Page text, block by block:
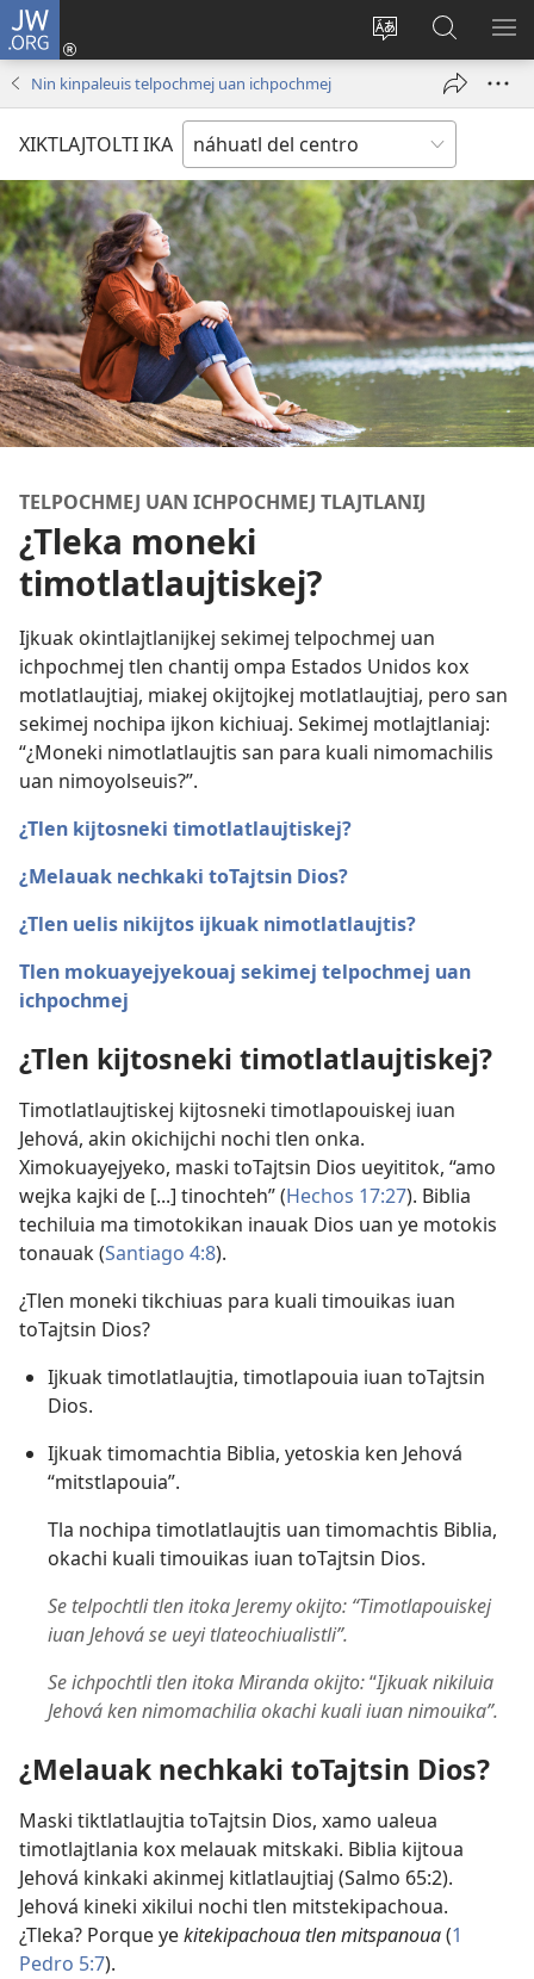
JW.ORG
Xikpatla
tlajtoli sitio
Nikan
tikpeualtis
ventana)
Xitlatemo
JW.ORG
Nin kinpaleuis telpochmej uan ichpochmej
XIKTLAJTOLTI IKA
TELPOCHMEJ UAN ICHPOCHMEJ TLAJTLANIJ
¿Tleka moneki
timotlatlaujtiskej?
Ijkuak okintlajtlanijkej sekimej telpochmej uan
ichpochmej tlen chantij ompa Estados Unidos kox
motlatlaujtiaj, miakej okijtojkej motlatlaujtiaj, pero san
sekimej nochipa ijkon kichiuaj. Sekimej motlajtlaniaj:
“¿Moneki nimotlatlaujtis san para kuali nimomachilis
uan nimoyolseuis?”.
¿Tlen kijtosneki timotlatlaujtiskej?
¿Melauak nechkaki toTajtsin Dios?
¿Tlen uelis nikijtos ijkuak nimotlatlaujtis?
Tlen mokuayejyekouaj sekimej telpochmej uan
ichpochmej
¿Tlen kijtosneki timotlatlaujtiskej?
Timotlatlaujtiskej kijtosneki timotlapouiskej iuan
Jehová, akin okichijchi nochi tlen onka.
Ximokuayejyeko, maski toTajtsin Dios ueyititok, “amo
wejka kajki de [...] tinochteh” (Hechos 17:27). Biblia
techiluia ma timotokikan inauak Dios uan ye motokis
tonauak (Santiago 4:8).
¿Tlen moneki tikchiuas para kuali timouikas iuan
toTajtsin Dios?
Ijkuak timotlatlaujtia, timotlapouia iuan toTajtsin
Dios.
Ijkuak timomachtia Biblia, yetoskia ken Jehová
“mitstlapouia”.
Tla nochipa timotlatlaujtis uan timomachtis Biblia,
okachi kuali timouikas iuan toTajtsin Dios.
Se telpochtli tlen itoka Jeremy okijto: “Timotlapouiskej
iuan Jehová se ueyi tlateochiualistli”.
Se ichpochtli tlen itoka Miranda okijto:“Ijkuak nikiluia
Jehová ken nimomachilia okachi kuali iuan nimouika”.
¿Melauak nechkaki toTajtsin Dios?
Maski tiktlatlaujtia toTajtsin Dios, xamo ualeua
timotlajtlania kox melauak mitskaki. Biblia kijtoua
Jehová kinkaki akinmej kitlatlaujtiaj (Salmo 65:2).
Jehová kineki xikilui nochi tlen mitstekipachoua.
¿Tleka? Porque yekitekipachoua tlen mitspanoua(1
Pedro 5:7).